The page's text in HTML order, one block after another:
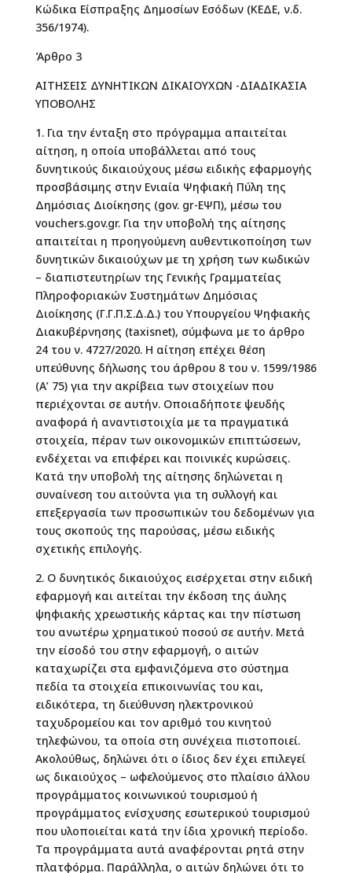
Κώδικα Είσπραξης Δημοσίων Εσόδων (ΚΕΔΕ, ν.δ.
356/1974).
Άρθρο 3
ΑΙΤΗΣΕΙΣ ΔΥΝΗΤΙΚΩΝ ΔΙΚΑΙΟΥΧΩΝ -ΔΙΑΔΙΚΑΣΙΑ
ΥΠΟΒΟΛΗΣ
1. Για την ένταξη στο πρόγραμμα απαιτείται
αίτηση, η οποία υποβάλλεται από τους
δυνητικούς δικαιούχους μέσω ειδικής εφαρμογής
προσβάσιμης στην Ενιαία Ψηφιακή Πύλη της
Δημόσιας Διοίκησης (gov. gr-ΕΨΠ), μέσω του
vouchers.gov.gr. Για την υποβολή της αίτησης
απαιτείται η προηγούμενη αυθεντικοποίηση των
δυνητικών δικαιούχων με τη χρήση των κωδικών
– διαπιστευτηρίων της Γενικής Γραμματείας
Πληροφοριακών Συστημάτων Δημόσιας
Διοίκησης (Γ.Γ.Π.Σ.Δ.Δ.) του Υπουργείου Ψηφιακής
Διακυβέρνησης (taxisnet), σύμφωνα με το άρθρο
24 του ν. 4727/2020. Η αίτηση επέχει θέση
υπεύθυνης δήλωσης του άρθρου 8 του ν. 1599/1986
(Α’ 75) για την ακρίβεια των στοιχείων που
περιέχονται σε αυτήν. Οποιαδήποτε ψευδής
αναφορά ή αναντιστοιχία με τα πραγματικά
στοιχεία, πέραν των οικονομικών επιπτώσεων,
ενδέχεται να επιφέρει και ποινικές κυρώσεις.
Κατά την υποβολή της αίτησης δηλώνεται η
συναίνεση του αιτούντα για τη συλλογή και
επεξεργασία των προσωπικών του δεδομένων για
τους σκοπούς της παρούσας, μέσω ειδικής
σχετικής επιλογής.
2. Ο δυνητικός δικαιούχος εισέρχεται στην ειδική
εφαρμογή και αιτείται την έκδοση της άυλης
ψηφιακής χρεωστικής κάρτας και την πίστωση
του ανωτέρω χρηματικού ποσού σε αυτήν. Μετά
την είσοδό του στην εφαρμογή, ο αιτών
καταχωρίζει στα εμφανιζόμενα στο σύστημα
πεδία τα στοιχεία επικοινωνίας του και,
ειδικότερα, τη διεύθυνση ηλεκτρονικού
ταχυδρομείου και τον αριθμό του κινητού
τηλεφώνου, τα οποία στη συνέχεια πιστοποιεί.
Ακολούθως, δηλώνει ότι ο ίδιος δεν έχει επιλεγεί
ως δικαιούχος – ωφελούμενος στο πλαίσιο άλλου
προγράμματος κοινωνικού τουρισμού ή
προγράμματος ενίσχυσης εσωτερικού τουρισμού
που υλοποιείται κατά την ίδια χρονική περίοδο.
Τα προγράμματα αυτά αναφέρονται ρητά στην
πλατφόρμα. Παράλληλα, ο αιτών δηλώνει ότι το